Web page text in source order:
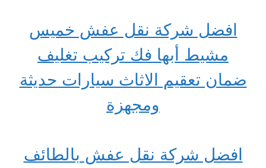
افضل شركة نقل عفش خميس
مشيط أبها فك تركيب تغليف
ضمان تعقيم الاثاث سيارات حديثة
ومجهزة
افضل شركة نقل عفش بالطائف